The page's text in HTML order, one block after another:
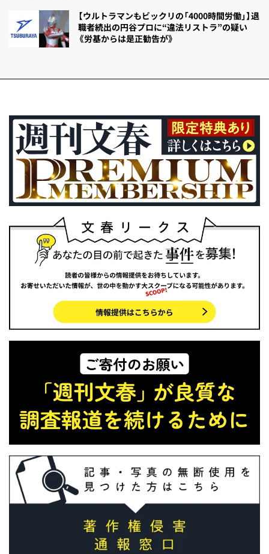
【ウルトラマンもビックリの「4000時間労働」】退
職者続出の円谷プロに“違法リストラ”の疑い
《労基からは是正勧告が》